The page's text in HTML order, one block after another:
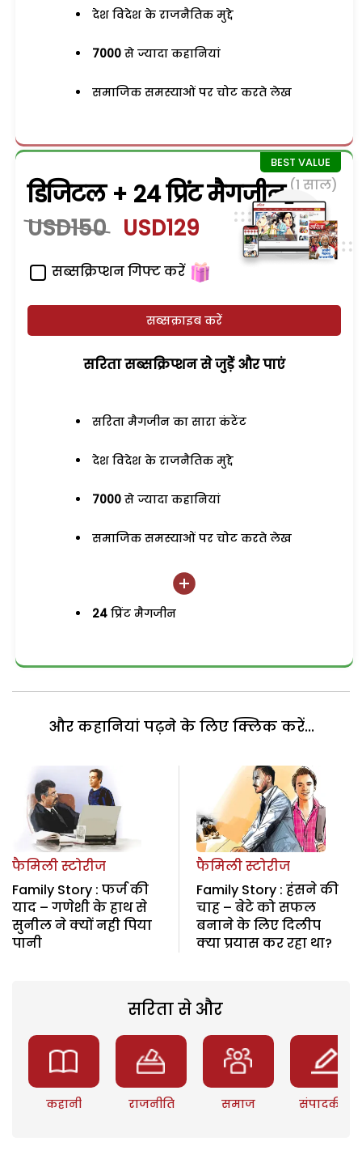
देश विदेश के राजनैतिक मुद्दे
7000 से ज्यादा कहानियां
समाजिक समस्याओं पर चोट करते लेख
डिजिटल + 24 प्रिंट मैगजीन (1 साल)
USD150 USD129
सब्सक्रिप्शन गिफ्ट करें
सब्सक्राइब करें
सरिता सब्सक्रिप्शन से जुड़ेें और पाएं
सरिता मैगजीन का सारा कंटेंट
देश विदेश के राजनैतिक मुद्दे
7000 से ज्यादा कहानियां
समाजिक समस्याओं पर चोट करते लेख
24 प्रिंट मैगजीन
और कहानियां पढ़ने के लिए क्लिक करें...
फैमिली स्टोरीज
Family Story : फर्ज की
याद – गणेशी के हाथ से
सुनील ने क्यों नही पिया
पानी
फैमिली स्टोरीज
Family Story : हंसने की
चाह – बेटे को सफल
बनाने के लिए दिलीप
क्या प्रयास कर रहा था?
सरिता से और
कहानी राजनीति समाज संपादकीय